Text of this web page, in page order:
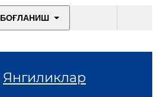
БОҒЛАНИШ
Янгиликлар